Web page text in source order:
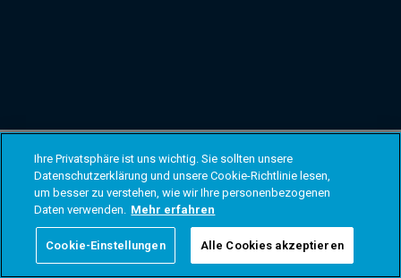
Ihre Privatsphäre ist uns wichtig. Sie sollten unsere
Datenschutzerklärung und unsere Cookie-Richtlinie lesen,
um besser zu verstehen, wie wir Ihre personenbezogenen
Daten verwenden. Mehr erfahren
Cookie-Einstellungen Alle Cookies akzeptieren